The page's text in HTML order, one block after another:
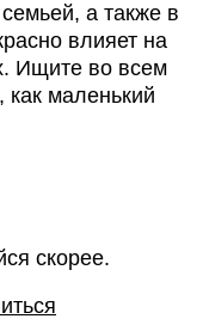
а также в
влияет на
Ищите во всем
как маленький